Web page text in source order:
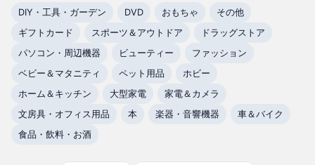
DIY・工具・ガーデン DVD おもちゃ
その他
ギフトカード
スポーツ＆アウトドア
ドラッグストア
パソコン・周辺機器
ビューティー
ファッション
ベビー＆マタニティ
ペット用品
ホビー
ホーム＆キッチン
大型家電
家電＆カメラ
文房具・オフィス用品
本 楽器・音響機器
車＆バイク
食品・飲料・お酒